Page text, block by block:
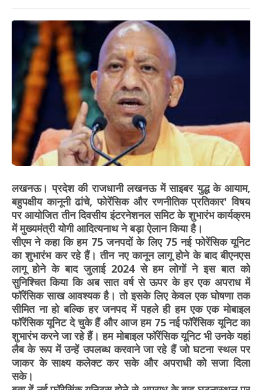
लखनऊ। प्रदेश की राजधानी लखनऊ में साइबर युद्ध के आयाम,
बहुपक्षीय कानूनी ढांचे, फोरेंसिक और रणनीतिक प्रतिकार' विषय
पर आयोजित तीन दिवसीय इंटरनेशनल समिट के शुभारंभ कार्यक्रम
में मुख्यमंत्री योगी आदित्यनाथ ने बड़ा ऐलान किया है।
सीएम ने कहा कि हम 75 जनपदों के लिए 75 नई फोरेंसिक यूनिट
का शुभारंभ कर रहे हैं। तीन नए कानून लागू होने के बाद बीएनएस
लागू होने के बाद जुलाई 2024 से हम लोगों ने इस बात को
सुनिश्चित किया कि अब सात वर्ष से ऊपर के हर एक अपराध में
फॉरेंसिक साख आवश्यक है। तो इसके लिए केवल एक घोषणा तक
सीमित ना हो बल्कि हर जनपद में पहले ही हम एक एक मोबाइल
फॉरेंसिक यूनिट दे चुके हैं और आज हम 75 नई फॉरेंसिक यूनिट का
शुभारंभ करने जा रहे हैं। हम मोबाइल फॉरेंसिक यूनिट भी उनके यहां
लैब के रूप में उन्हें उपलब्ध करवाने जा रहे हैं जो घटना स्थल पर
जाकर के साक्ष्य कलेक्ट कर सके और अपराधी को सजा दिला
सके।